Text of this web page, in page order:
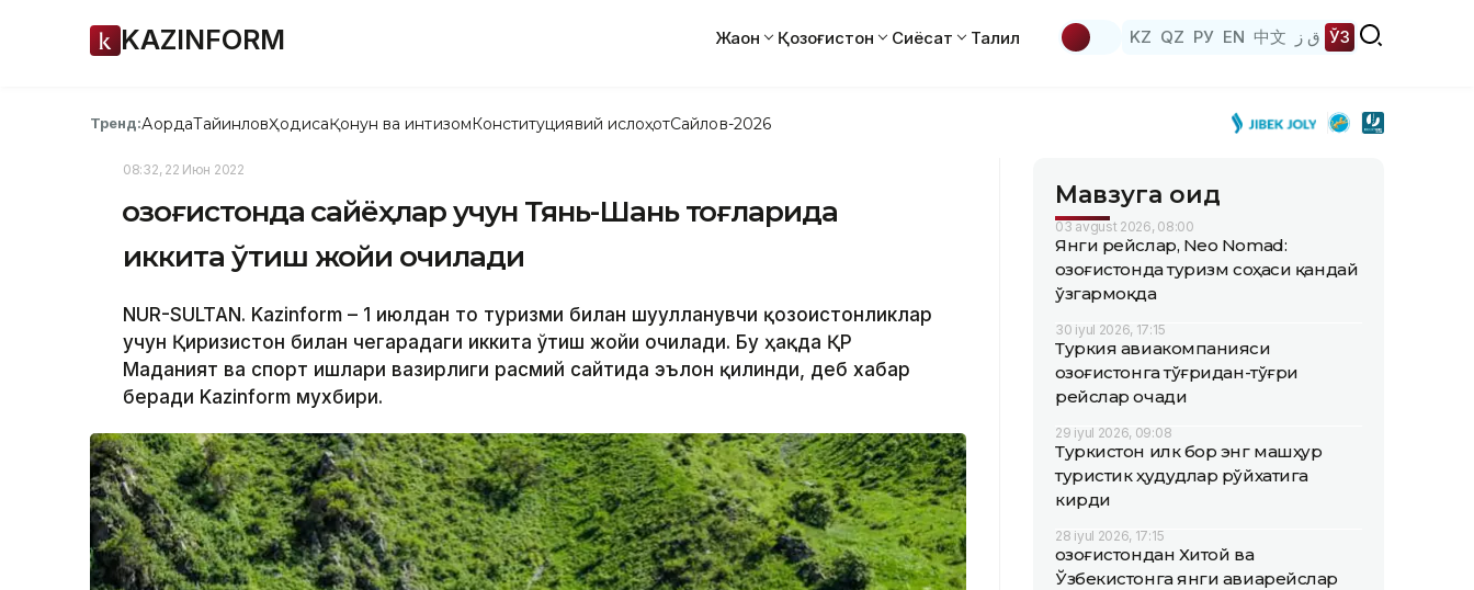
KAZINFORM Жаҳон Қозоғистон Сиёсат Таҳлил KZ QZ РУ EN 中文 ق ز ЎЗ
Тренд:АқордаТайинловҲодисаҚонун ва интизомКонституциявий ислоҳотСайлов-2026
08:32, 22 Июн 2022
Қозоғистонда сайёҳлар учун Тянь-Шань тоғларида
иккита ўтиш жойи очилади
NUR-SULTAN. Kazinform – 1 июлдан тоғ туризми билан шуғулланувчи қозоғистонликлар
учун Қирғизистон билан чегарадаги иккита ўтиш жойи очилади. Бу ҳақда ҚР
Маданият ва спорт ишлари вазирлиги расмий сайтида эълон қилинди, деб хабар
беради Kazinform мухбири.
Мавзуга оид
03 avgust 2026, 08:00
Янги рейслар, Neo Nomad:
Қозоғистонда туризм соҳаси қандай
ўзгармоқда
30 iyul 2026, 17:15
Туркия авиакомпанияси
Қозоғистонга тўғридан-тўғри
рейслар очади
29 iyul 2026, 09:08
Туркистон илк бор энг машҳур
туристик ҳудудлар рўйхатига
кирди
28 iyul 2026, 17:15
Қозоғистондан Хитой ва
Ўзбекистонга янги авиарейслар